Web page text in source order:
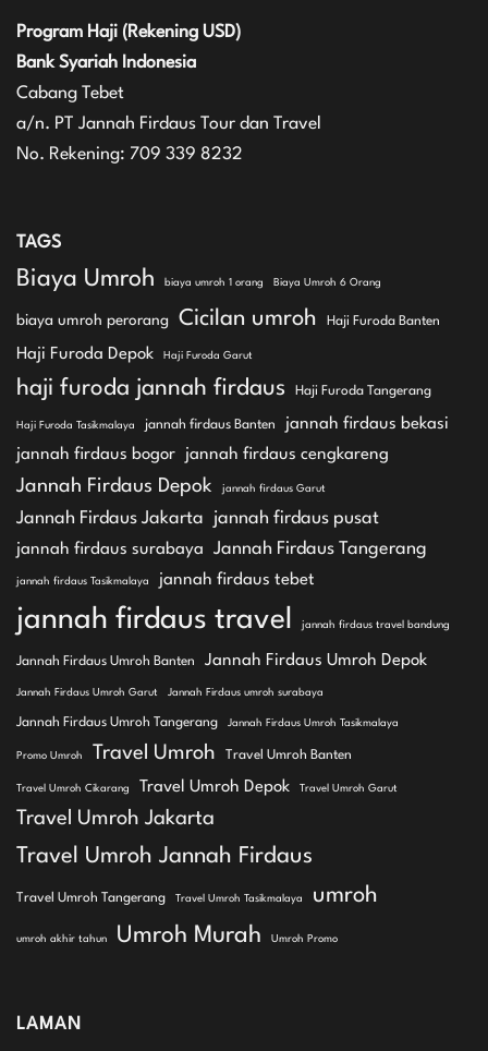
Program Haji (Rekening USD)
Bank Syariah Indonesia
Cabang Tebet
a/n. PT Jannah Firdaus Tour dan Travel
No. Rekening: 709 339 8232
TAGS
Biaya Umroh biaya umroh 1 orang Biaya Umroh 6 Orang
biaya umroh perorang Cicilan umroh Haji Furoda Banten
Haji Furoda Depok Haji Furoda Garut
haji furoda jannah firdaus Haji Furoda Tangerang
Haji Furoda Tasikmalaya jannah firdaus Banten
jannah firdaus bekasi
jannah firdaus bogor
jannah firdaus cengkareng
Jannah Firdaus Depok jannah firdaus Garut
Jannah Firdaus Jakarta jannah firdaus pusat
jannah firdaus surabaya Jannah Firdaus Tangerang
jannah firdaus Tasikmalaya jannah firdaus tebet
jannah firdaus travel jannah firdaus travel bandung
Jannah Firdaus Umroh Banten Jannah Firdaus Umroh Depok
Jannah Firdaus Umroh Garut Jannah Firdaus umroh surabaya
Jannah Firdaus Umroh Tangerang Jannah Firdaus Umroh Tasikmalaya
Promo Umroh Travel Umroh Travel Umroh Banten
Travel Umroh Cikarang Travel Umroh Depok Travel Umroh Garut
Travel Umroh Jakarta
Travel Umroh Jannah Firdaus
Travel Umroh Tangerang Travel Umroh Tasikmalaya umroh
umroh akhir tahun Umroh Murah Umroh Promo
LAMAN